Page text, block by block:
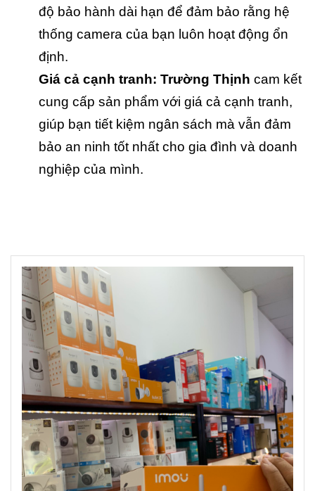
độ bảo hành dài hạn để đảm bảo rằng hệ
thống camera của bạn luôn hoạt động ổn
định.
Giá cả cạnh tranh: Trường Thịnh cam kết
cung cấp sản phẩm với giá cả cạnh tranh,
giúp bạn tiết kiệm ngân sách mà vẫn đảm
bảo an ninh tốt nhất cho gia đình và doanh
nghiệp của mình.